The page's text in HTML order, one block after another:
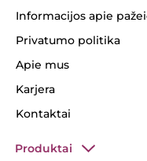
Informacijos apie
Privatumo politika
Apie mus
Karjera
Kontaktai
Produktai